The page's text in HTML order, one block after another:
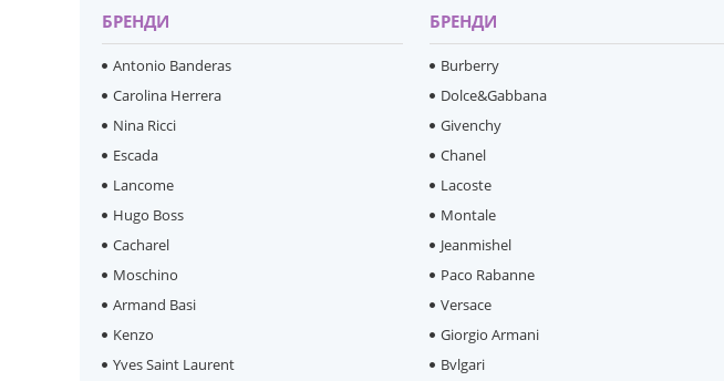
БРЕНДИ
Antonio Banderas
Carolina Herrera
Nina Ricci
Escada
Lancome
Hugo Boss
Cacharel
Moschino
Armand Basi
Kenzo
Yves Saint Laurent
БРЕНДИ
Burberry
Dolce&Gabbana
Givenchy
Chanel
Lacoste
Montale
Jeanmishel
Paco Rabanne
Versace
Giorgio Armani
Bvlgari